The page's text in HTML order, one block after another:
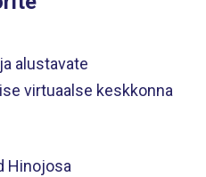
alustavate
virtuaalse keskkonna
Hinojosa